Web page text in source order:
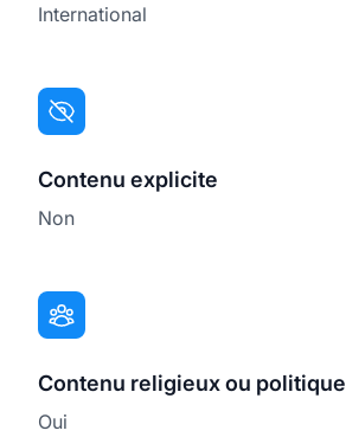
International
Contenu explicite
Non
Contenu religieux ou politique
Oui